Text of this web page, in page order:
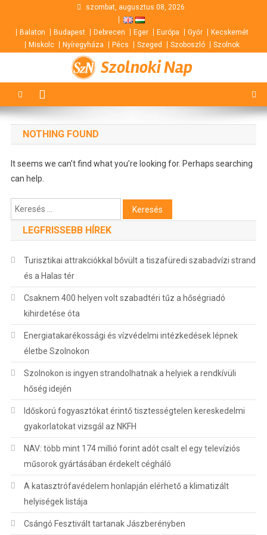
content
szombat, augusztus 08, 2026
Balaton Budapest Debrecen Eger Európa Győr
Kecskemét
Miskolc
Nyíregyháza Pécs Szeged Szoboszló Szolnok
Szolnoki Nap
NOTHING FOUND
It seems we can’t find what you’re looking for. Perhaps searching
can help.
Keresés:
LEGFRISSEBB HÍREK
Turisztikai attrakciókkal bővült a tiszafüredi szabadvízi strand
és a Halas tér
Csaknem 400 helyen volt szabadtéri tűz a hőségriadó
kihirdetése óta
Energiatakarékossági és vízvédelmi intézkedések lépnek
életbe Szolnokon
Szolnokon is ingyen strandolhatnak a helyiek a rendkívüli
hőség idején
Időskorú fogyasztókat érintő tisztességtelen kereskedelmi
gyakorlatokat vizsgál az NKFH
NAV: több mint 174 millió forint adót csalt el egy televíziós
műsorok gyártásában érdekelt cégháló
A katasztrófavédelem honlapján elérhető a klimatizált
helyiségek listája
Csángó Fesztivált tartanak Jászberényben